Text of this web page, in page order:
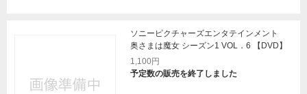
ソニーピクチャーズエンタテインメント
奥さまは魔女 シーズン1 VOL．6 【DVD】
1,100円
予定数の販売を終了しました